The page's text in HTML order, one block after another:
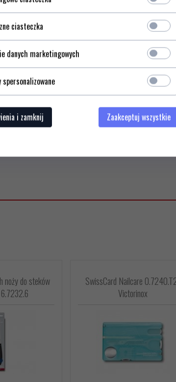
noży do steków
SwissCard Nailcare
Victorinox
ciasteczka
danych marketingowych
spersonalizowane
i zamknij Zaakceptuj wszystkie